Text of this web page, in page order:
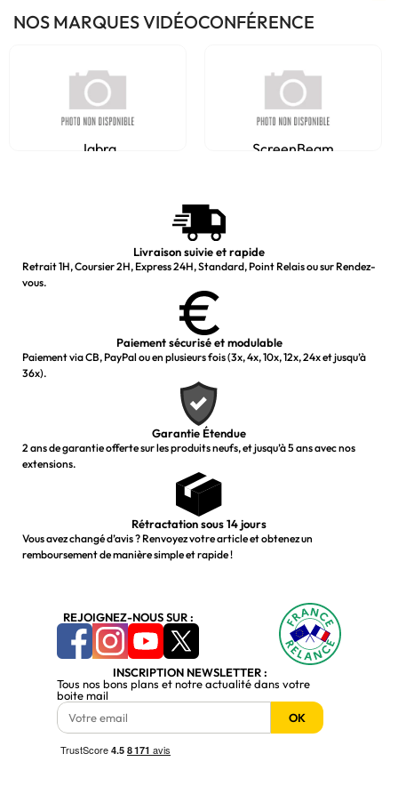
NOS MARQUES VIDÉOCONFÉRENCE
Jabra ScreenBeam
Livraison suivie et rapide
Retrait 1H, Coursier 2H, Express 24H, Standard, Point Relais ou sur Rendez-
vous.
Paiement sécurisé et modulable
Paiement via CB, PayPal ou en plusieurs fois (3x, 4x, 10x, 12x, 24x et jusqu’à
36x).
Garantie Étendue
2 ans de garantie offerte sur les produits neufs, et jusqu’à 5 ans avec nos
extensions.
Rétractation sous 14 jours
Vous avez changé d’avis ? Renvoyez votre article et obtenez un
remboursement de manière simple et rapide !
REJOIGNEZ-NOUS SUR :
INSCRIPTION NEWSLETTER :
Tous nos bons plans et notre actualité dans votre
boite mail
OK